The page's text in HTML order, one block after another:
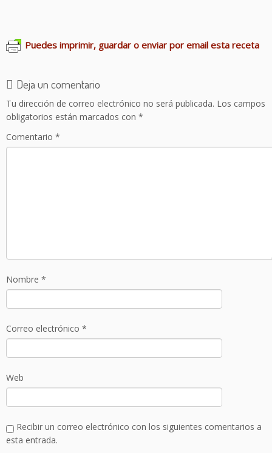
Puedes imprimir, guardar o enviar por email esta receta
Deja un comentario
Tu dirección de correo electrónico no será publicada. Los campos
obligatorios están marcados con *
Comentario *
Nombre *
Correo electrónico *
Web
Recibir un correo electrónico con los siguientes comentarios a
esta entrada.